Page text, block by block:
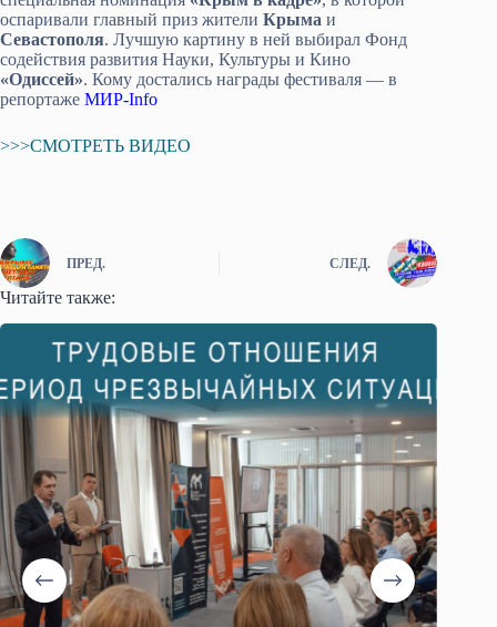
оспаривали главный приз жители Крыма и
Севастополя. Лучшую картину в ней выбирал Фонд
содействия развития Науки, Культуры и Кино
«Одиссей». Кому достались награды фестиваля — в
репортаже МИР-Info
>>>СМОТРЕТЬ ВИДЕО
ПРЕД. СЛЕД.
Читайте также: